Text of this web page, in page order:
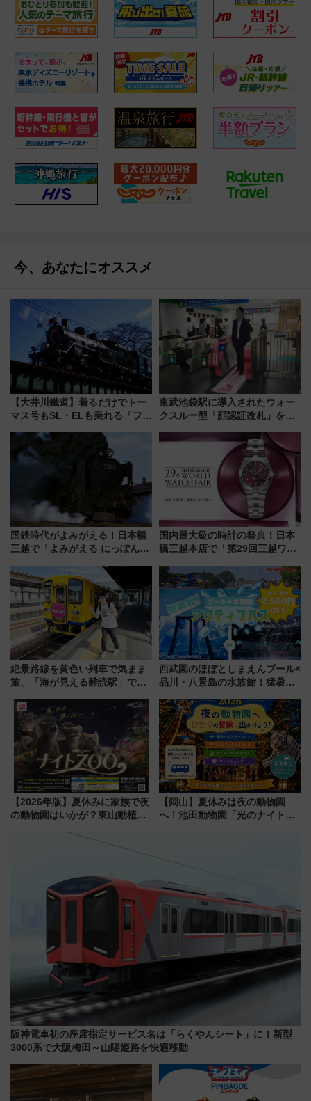
今、あなたにオススメ
【大井川鐵道】着るだけでトー
マス号もSL・ELも乗れる「フリ
受注販売
東武池袋駅に導入されたウォー
クスルー型「顔認証改札」を見
国鉄時代がよみがえる！日本橋
三越で「よみがえる にっぽんの
敬の名作写真も、駅弁フェスも
同時開催！
国内最大級の時計の祭典！日本
橋三越本店で「第29回三越ワー
【2026年8月5日～25日】
絶景路線を黄色い列車で気まま
旅、「海が見える難読駅」で幸
「新・鉄道ひとり旅」279回目
の舞台は「島原鉄道」
西武園のほぼとしまえんプール×
品川・八景島の水族館！猛暑を
夏休みをお得に楽しむ！
【2026年版】夏休みに家族で夜
の動物園はいかが？東山動植物
【岡山】夏休みは夜の動物園
へ！池田動物園「光のナイトズ
阪神電車初の座席指定サービス名は「らくやんシート」に！新型
3000系で大阪梅田～山陽姫路を快適移動